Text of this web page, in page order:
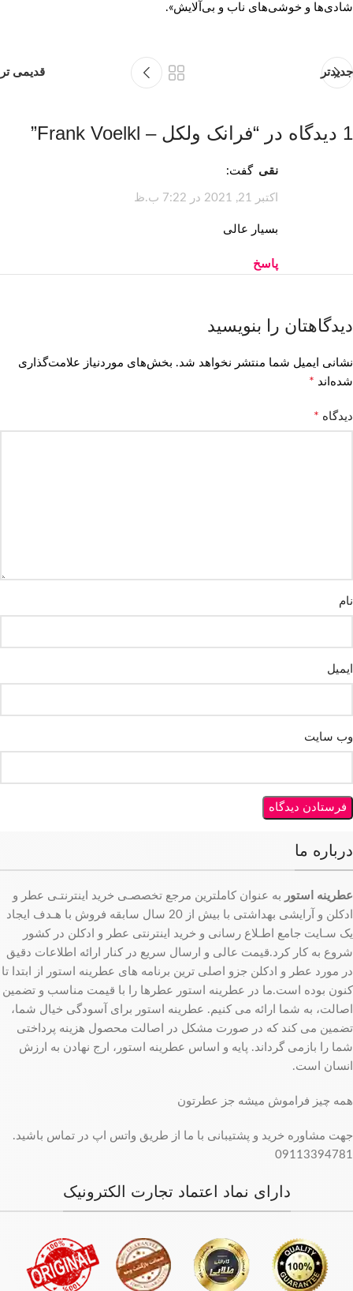
شادی‌ها و خوشی‌های ناب و بی‌آلایش».
جدیدتر قدیمی تر
1 دیدگاه در “ فرانک ولکل – Frank Voelkl ”
نقی گفت:
اکتبر 21, 2021 در 7:22 ب.ظ
بسیار عالی
پاسخ
دیدگاهتان را بنویسید
نشانی ایمیل شما منتشر نخواهد شد. بخش‌های موردنیاز علامت‌گذاری
شده‌اند *
دیدگاه *
نام
ایمیل
وب‌ سایت
درباره ما
عطرینه استور به عنوان کاملترین مرجع تخصصـی خرید اینترنتـی عطر و
ادکلن و آرایشی بهداشتی با بیش از 20 سال سابقه فروش با هـدف ایجاد
یک سـایت جامع اطـلاع رسانی و خرید اینترنتی عطر و ادکلن در کشور
شروع به کار کرد.قیمت عالی و ارسال سریع در کنار ارائه اطلاعات دقیق
در مورد عطر و ادکلن جزو اصلی ترین برنامه های عطرینه استور از ابتدا تا
کنون بوده است.ما در عطرینه استور عطرها را با قیمت مناسب و تضمین
اصالت، به شما ارائه می کنیم. عطرینه استور برای آسودگی خیال شما،
تضمین می کند که در صورت مشکل در اصالت محصول هزینه پرداختی
شما را بازمی گرداند. پایه و اساس عطرینه استور، ارج نهادن به ارزش
انسان است.
همه چیز فراموش میشه جز عطرتون
جهت مشاوره خرید و پشتیبانی با ما از طریق واتس اپ در تماس باشید.
09113394781
دارای نماد اعتماد تجارت الکترونیک